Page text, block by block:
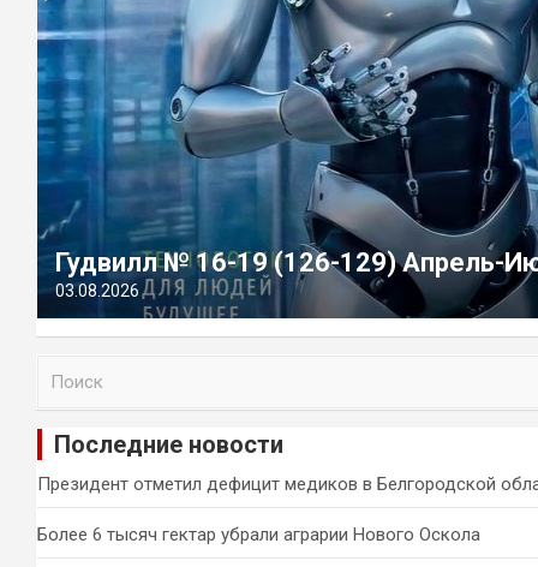
Гудвилл № 16-19 (126-129) Апрель-
03.08.2026
и
Последние новости
Президент отметил дефицит медиков в Белгородской
Более 6 тысяч гектар убрали аграрии Нового Оскола